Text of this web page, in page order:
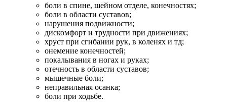
боли в спине, шейном отделе, конечностях;
боли в области суставов;
нарушения подвижности;
дискомфорт и трудности при движениях;
хруст при сгибании рук, в коленях и тд;
онемение конечностей;
покалывания в ногах и руках;
отечность в области суставов;
мышечные боли;
неправильная осанка;
боли при ходьбе.